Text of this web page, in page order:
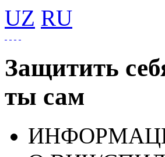
UZ RU
Защитить
ты сам